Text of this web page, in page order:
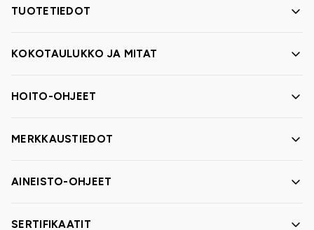
TUOTETIEDOT
KOKOTAULUKKO JA MITAT
HOITO-OHJEET
MERKKAUSTIEDOT
AINEISTO-OHJEET
SERTIFIKAATIT